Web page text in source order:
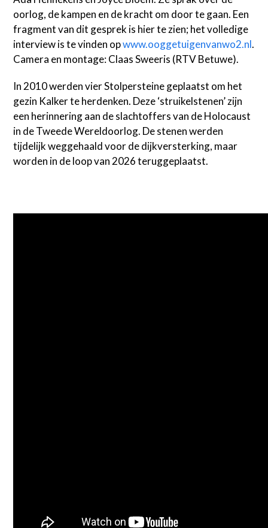
oorlog, de kampen en de kracht om door te gaan. Een
fragment van dit gesprek is hier te zien; het volledige
interview is te vinden opwww.ooggetuigenvanwo2.nl.
Camera en montage: Claas Sweeris (RTV Betuwe).
In 2010 werden vier Stolpersteine geplaatst om het
gezin Kalker te herdenken. Deze ‘struikelstenen’ zijn
een herinnering aan de slachtoffers van de Holocaust
in de Tweede Wereldoorlog. De stenen werden
tijdelijk weggehaald voor de dijkversterking, maar
worden in de loop van 2026 teruggeplaatst.